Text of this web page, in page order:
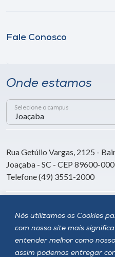
Nós utilizamos os Cookies
com nosso site mais
entender melhor como
assim podemos entregar
Fale Conosco
Onde estamos
Selecione o campus
Rua Getúlio Vargas, 2125 -
Joaçaba - SC - CEP 89600-000
Telefone (49) 3551-2000
Siga a Unoesc